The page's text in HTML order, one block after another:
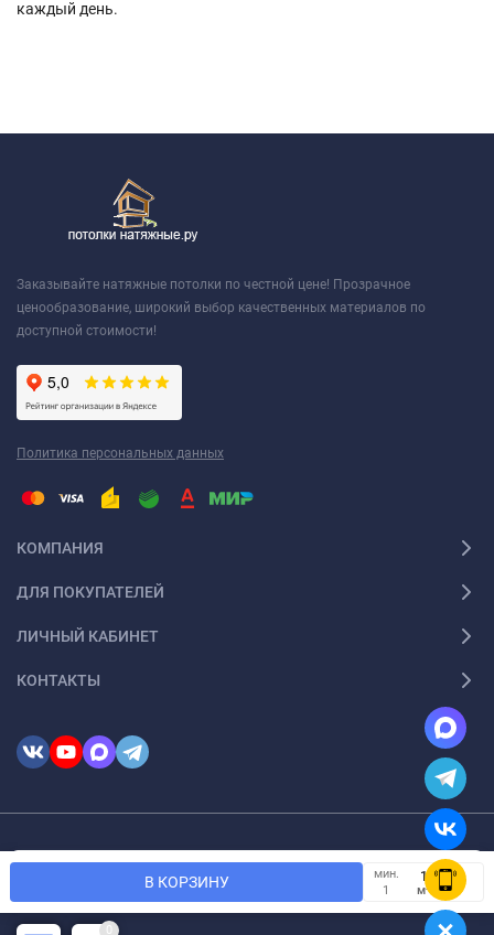
В КОРЗИНУ
мин.
1
м²
каждый день.
Заказывайте натяжные потолки по честной цене! Прозрачное
ценообразование, широкий выбор качественных материалов по
доступной стоимости!
Политика персональных данных
КОМПАНИЯ
ДЛЯ ПОКУПАТЕЛЕЙ
ЛИЧНЫЙ КАБИНЕТ
КОНТАКТЫ
0
Мы используем файлы cookie, чтобы сайт был лучше для
OK